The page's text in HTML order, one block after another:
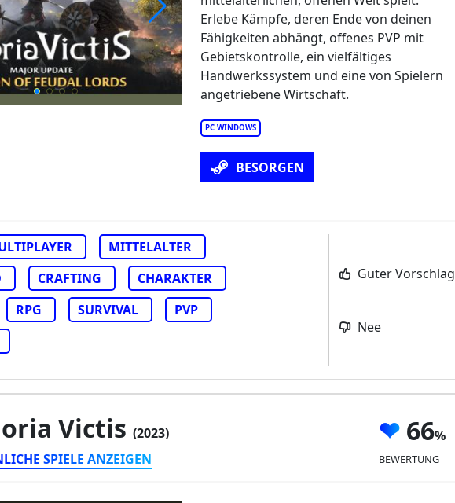
PC WINDOWS
Erlebe Kämpfe, deren Ende von deinen
Fähigkeiten abhängt, offenes PVP mit
Gebietskontrolle, ein vielfältiges
Handwerkssystem und eine von Spielern
angetriebene Wirtschaft.
BESORGEN
MITTELALTER
CRAFTING
CHARAKTER
RPG SURVIVAL
PVP
Guter Vorschlag
Nee
Victis (2023)
SPIELE ANZEIGEN
66
BEWERTUNG